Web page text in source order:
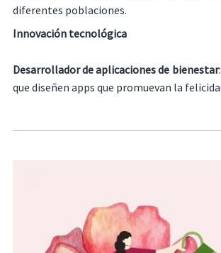
diferentes poblaciones.
Innovación tecnológica
Desarrollador de aplicaciones de bienestar
que diseñen apps que promuevan la